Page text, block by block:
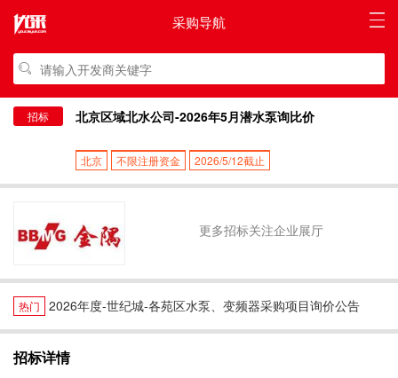
采购导航
招标 北京区域北水公司-2026年5月潜水泵询比价
北京 不限注册资金 2026/5/12截止
更多招标关注企业展厅
热门 2026年度-世纪城-各苑区水泵、变频器采购项目询价公告
招标详情